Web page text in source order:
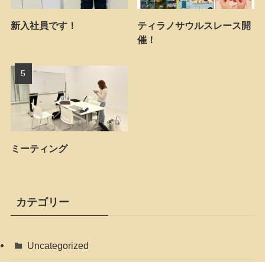
新入社員です！
ティラノサウルスレース開
催！
ミーティング
カテゴリー
Uncategorized